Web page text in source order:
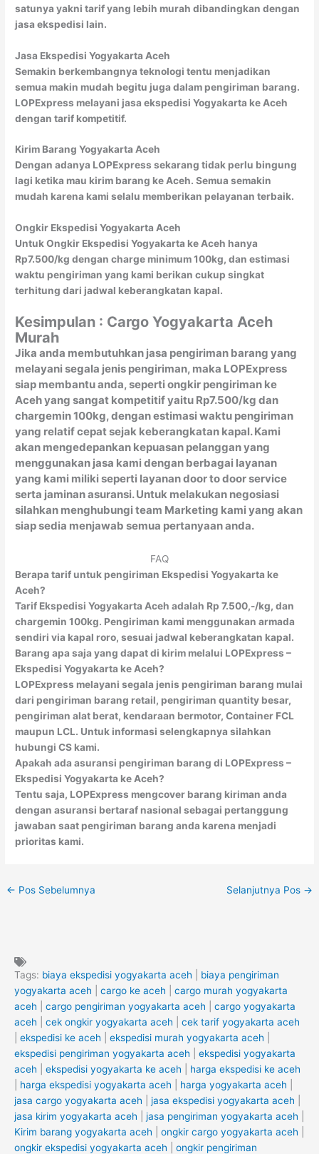
satunya yakni tarif yang lebih murah dibandingkan dengan
jasa ekspedisi lain.
Jasa Ekspedisi Yogyakarta Aceh
Semakin berkembangnya teknologi tentu menjadikan
semua makin mudah begitu juga dalam pengiriman barang.
LOPExpress melayani jasa ekspedisi Yogyakarta ke Aceh
dengan tarif kompetitif.
Kirim Barang Yogyakarta Aceh
Dengan adanya LOPExpress sekarang tidak perlu bingung
lagi ketika mau kirim barang ke Aceh. Semua semakin
mudah karena kami selalu memberikan pelayanan terbaik.
Ongkir Ekspedisi Yogyakarta Aceh
Untuk Ongkir Ekspedisi Yogyakarta ke Aceh hanya
Rp7.500/kg dengan charge minimum 100kg, dan estimasi
waktu pengiriman yang kami berikan cukup singkat
terhitung dari jadwal keberangkatan kapal.
Kesimpulan : Cargo Yogyakarta Aceh
Murah
Jika anda membutuhkan jasa pengiriman barang yang
melayani segala jenis pengiriman, maka LOPExpress
siap membantu anda, seperti ongkir pengiriman ke
Aceh yang sangat kompetitif yaitu Rp7.500/kg dan
chargemin 100kg, dengan estimasi waktu pengiriman
yang relatif cepat sejak keberangkatan kapal. Kami
akan mengedepankan kepuasan pelanggan yang
menggunakan jasa kami dengan berbagai layanan
yang kami miliki seperti layanan door to door service
serta jaminan asuransi. Untuk melakukan negosiasi
silahkan menghubungi team Marketing kami yang akan
siap sedia menjawab semua pertanyaan anda.
FAQ
Berapa tarif untuk pengiriman Ekspedisi Yogyakarta ke
Aceh?
Tarif Ekspedisi Yogyakarta Aceh adalah Rp 7.500,-/kg, dan
chargemin 100kg. Pengiriman kami menggunakan armada
sendiri via kapal roro, sesuai jadwal keberangkatan kapal.
Barang apa saja yang dapat di kirim melalui LOPExpress –
Ekspedisi Yogyakarta ke Aceh?
LOPExpress melayani segala jenis pengiriman barang mulai
dari pengiriman barang retail, pengiriman quantity besar,
pengiriman alat berat, kendaraan bermotor, Container FCL
maupun LCL. Untuk informasi selengkapnya silahkan
hubungi CS kami.
Apakah ada asuransi pengiriman barang di LOPExpress –
Ekspedisi Yogyakarta ke Aceh?
Tentu saja, LOPExpress mengcover barang kiriman anda
dengan asuransi bertaraf nasional sebagai pertanggung
jawaban saat pengiriman barang anda karena menjadi
prioritas kami.
← Pos Sebelumnya Selanjutnya Pos →
Tags: biaya ekspedisi yogyakarta aceh
biaya pengiriman
yogyakarta aceh
cargo ke aceh
cargo murah yogyakarta
aceh
cargo pengiriman yogyakarta aceh
cargo yogyakarta
aceh
cek ongkir yogyakarta aceh
cek tarif yogyakarta aceh
ekspedisi ke aceh ekspedisi murah yogyakarta aceh
ekspedisi pengiriman yogyakarta aceh
ekspedisi yogyakarta
aceh
ekspedisi yogyakarta ke aceh
harga ekspedisi ke aceh
harga ekspedisi yogyakarta aceh harga yogyakarta aceh
jasa cargo yogyakarta aceh
jasa ekspedisi yogyakarta aceh
jasa kirim yogyakarta aceh
jasa pengiriman yogyakarta aceh
Kirim barang yogyakarta aceh
ongkir cargo yogyakarta aceh
ongkir ekspedisi yogyakarta aceh
ongkir pengiriman